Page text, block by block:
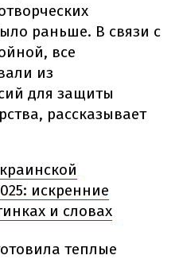
раньше. В связи с
все
из
для защиты
рассказывает
искренние
и словах
теплые